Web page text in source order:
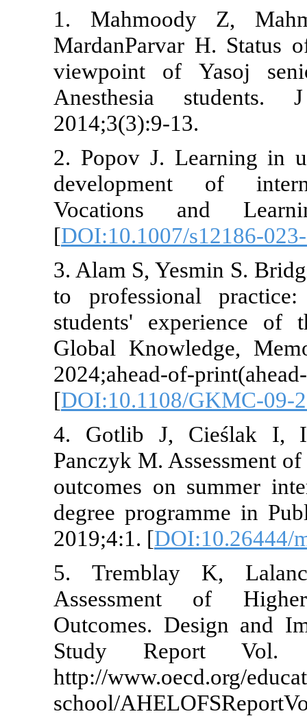
1.
viewpoint
2014;3(3):9-
2. Popov J.
Vocations
[
3. Alam S,
to
students'
Global
2024;ahead-
[
4. Gotlib
Panczyk M.
outcomes
degree
2019;4:1. [
5.
Outcomes.
Study
http://
school/